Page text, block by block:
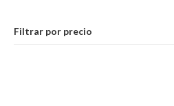
Filtrar por precio